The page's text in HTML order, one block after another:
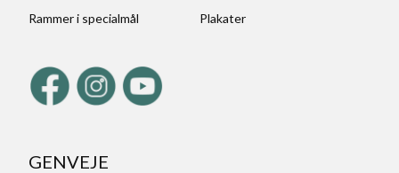
Rammer i specialmål
Plakater
GENVEJE